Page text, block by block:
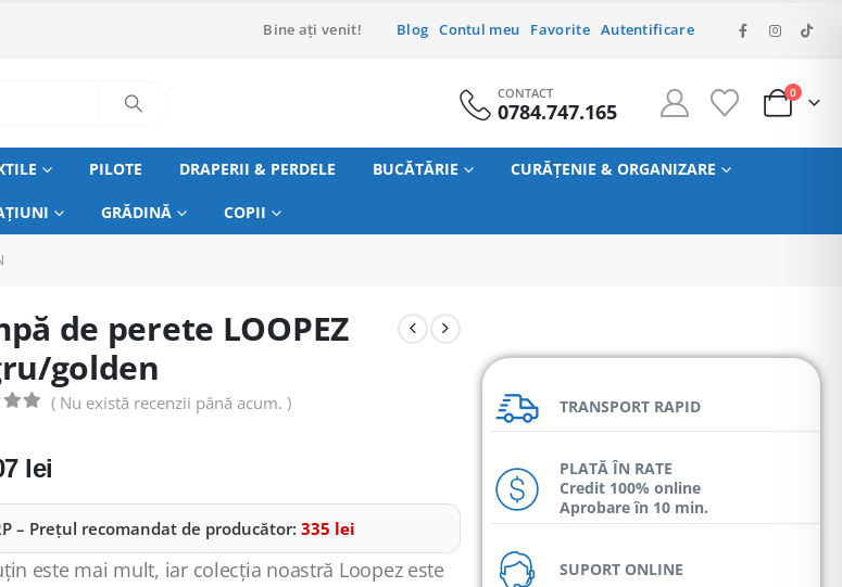
Bine ați venit! Blog Contul meu Favorite Autentificare
CONTACT
0784.747.165
0
PILOTE DRAPERII & PERDELE BUCĂTĂRIE CURĂȚENIE & ORGANIZARE
GRĂDINĂ COPII
de perete LOOPEZ
golden
( Nu există recenzii până acum. )
lei
– Prețul recomandat de producător: 335 lei
este mai mult, iar colecția noastră Loopez este
TRANSPORT RAPID
PLATĂ ÎN RATE
Credit 100% online
Aprobare în 10 min.
SUPORT ONLINE